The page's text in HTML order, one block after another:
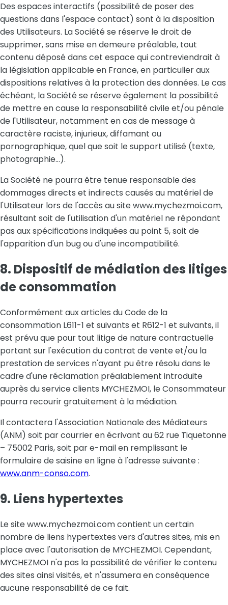
Des espaces interactifs (possibilité de poser des
questions dans l'espace contact) sont à la disposition
des Utilisateurs. La Société se réserve le droit de
supprimer, sans mise en demeure préalable, tout
contenu déposé dans cet espace qui contreviendrait à
la législation applicable en France, en particulier aux
dispositions relatives à la protection des données. Le cas
échéant, la Société se réserve également la possibilité
de mettre en cause la responsabilité civile et/ou pénale
de l'Utilisateur, notamment en cas de message à
caractère raciste, injurieux, diffamant ou
pornographique, quel que soit le support utilisé (texte,
photographie…).
La Société ne pourra être tenue responsable des
dommages directs et indirects causés au matériel de
l'Utilisateur lors de l'accès au site www.mychezmoi.com,
résultant soit de l'utilisation d'un matériel ne répondant
pas aux spécifications indiquées au point 5, soit de
l'apparition d'un bug ou d'une incompatibilité.
8. Dispositif de médiation des litiges
de consommation
Conformément aux articles du Code de la
consommation L611-1 et suivants et R612-1 et suivants, il
est prévu que pour tout litige de nature contractuelle
portant sur l'exécution du contrat de vente et/ou la
prestation de services n'ayant pu être résolu dans le
cadre d'une réclamation préalablement introduite
auprès du service clients MYCHEZMOI, le Consommateur
pourra recourir gratuitement à la médiation.
Il contactera l'Association Nationale des Médiateurs
(ANM) soit par courrier en écrivant au 62 rue Tiquetonne
– 75002 Paris, soit par e-mail en remplissant le
formulaire de saisine en ligne à l'adresse suivante :
www.anm-conso.com.
9. Liens hypertextes
Le site www.mychezmoi.com contient un certain
nombre de liens hypertextes vers d'autres sites, mis en
place avec l'autorisation de MYCHEZMOI. Cependant,
MYCHEZMOI n'a pas la possibilité de vérifier le contenu
des sites ainsi visités, et n'assumera en conséquence
aucune responsabilité de ce fait.